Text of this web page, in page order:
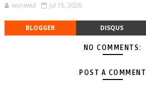
worawut Jul 15, 2026
BLOGGER DISQUS
NO COMMENTS:
POST A COMMENT